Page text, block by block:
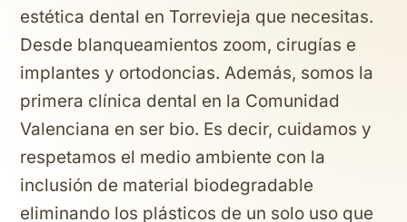
estética dental en Torrevieja que necesitas.
Desde blanqueamientos zoom, cirugías e
implantes y ortodoncias. Además, somos la
primera clínica dental en la Comunidad
Valenciana en ser bio. Es decir, cuidamos y
respetamos el medio ambiente con la
inclusión de material biodegradable
eliminando los plásticos de un solo uso que